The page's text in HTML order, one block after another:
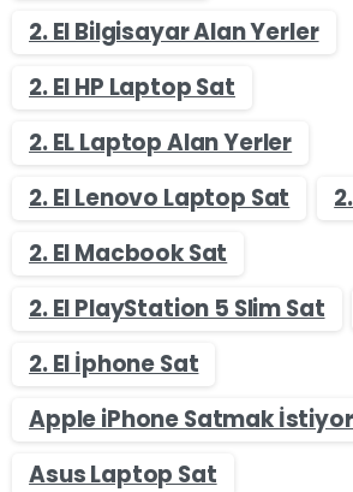
2. El Bilgisayar Alan Yerler
2. El HP Laptop Sat
2. EL Laptop Alan Yerler
2. El Lenovo Laptop Sat
2. El Macbook Sat
2. El PlayStation 5 Slim Sat
2. El İphone Sat
Apple iPhone Satmak
Asus Laptop Sat